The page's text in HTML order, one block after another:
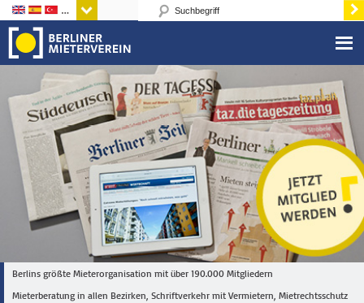
Sprachen
Berlins größte Mieterorganisation mit über 190.000 Mitgliedern
Mieterberatung in allen Bezirken, Schriftverkehr mit Vermietern, Mietrechtsschutz